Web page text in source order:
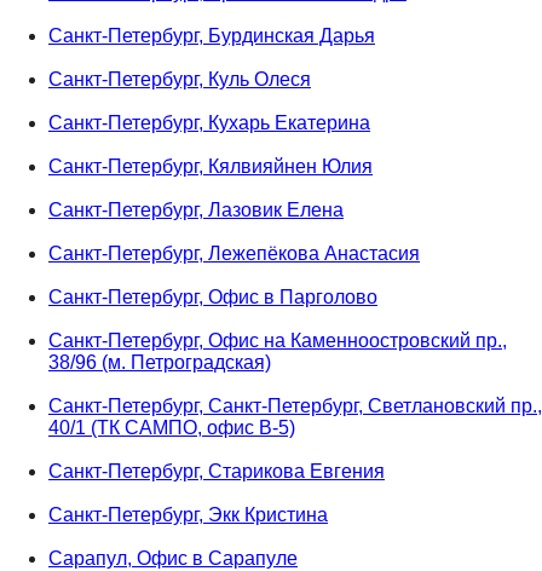
Санкт-Петербург, Бурдинская Дарья
Санкт-Петербург, Куль Олеся
Санкт-Петербург, Кухарь Екатерина
Санкт-Петербург, Кялвияйнен Юлия
Санкт-Петербург, Лазовик Елена
Санкт-Петербург, Лежепёкова Анастасия
Санкт-Петербург, Офис в Парголово
Санкт-Петербург, Офис на Каменноостровский пр.,
38/96 (м. Петроградская)
Санкт-Петербург, Санкт-Петербург, Светлановский пр.,
40/1 (ТК САМПО, офис В-5)
Санкт-Петербург, Старикова Евгения
Санкт-Петербург, Экк Кристина
Сарапул, Офис в Сарапуле